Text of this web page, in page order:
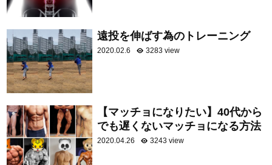
遠投を伸ばす為のトレーニング
2020.02.6 3283 view
【マッチョになりたい】40代から
でも遅くないマッチョになる方法
2020.04.26 3243 view